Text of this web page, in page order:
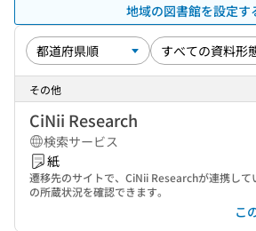
地域の図書館を設定す
その他
CiNii Research
検索サービス
紙
遷移先のサイトで、CiNii Researchが連携して
の所蔵状況を確認できます。
こ